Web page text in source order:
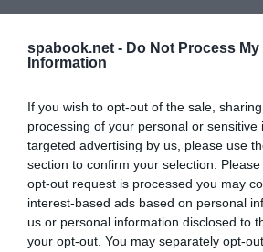
spabook.net - Do Not Process My
Information
If you wish to opt-out of the sale,
processing of your personal or sensitive
targeted advertising by us, please use
section to confirm your selection.
opt-out request is processed you may
interest-based ads based on personal
us or personal information disclosed to
your opt-out. You may separately opt-
Az Argonauti étterem konyhája –
legszebb teraszáról is híres –
a borválogatás a közeli
hozza asztalhoz.
A 2016–2017-es teljes felújítás
tudja azt, amit a kortárs
elveszítenek: a kontextust. A
öbölre és Opatija jelképévé vált,